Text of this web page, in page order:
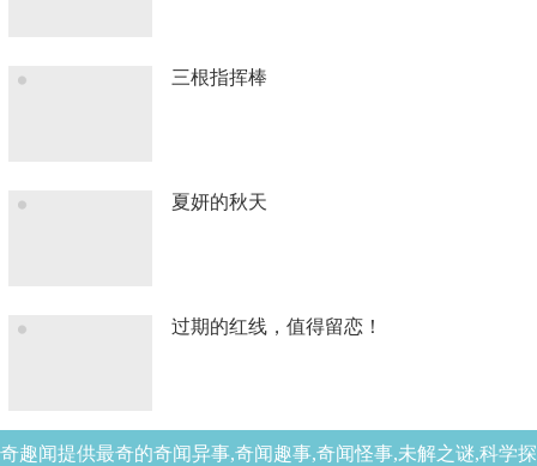
三根指挥棒
夏妍的秋天
过期的红线，值得留恋！
奇趣闻提供最奇的奇闻异事,奇闻趣事,奇闻怪事,未解之谜,科学探